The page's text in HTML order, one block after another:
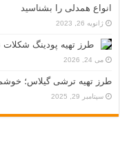
انواع همدلی را بشناسید
ژانویه 26, 2023
طرز تهیه پودینگ
می 24, 2026
طرز تهیه ترشی گیلاس؛
سپتامبر 29, 2025